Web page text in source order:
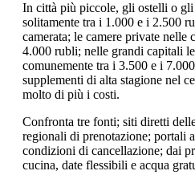
In città più piccole, gli ostelli o
solitamente tra i 1.000 e i 2.500
camerata; le camere private nelle
4.000 rubli; nelle grandi capitali
comunemente tra i 3.500 e i
supplementi di alta stagione nel
molto di più i costi.
Confronta tre fonti; siti diretti
regionali di prenotazione; portali
condizioni di cancellazione; dai
cucina, date flessibili e acqua